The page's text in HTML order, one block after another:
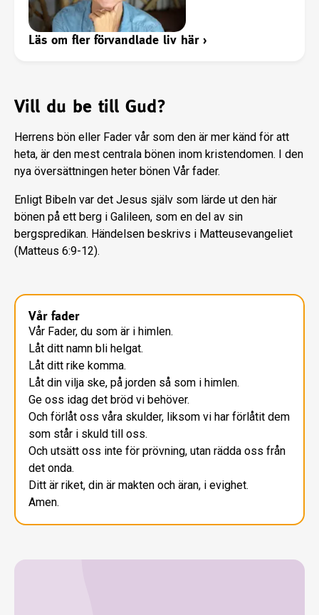
Läs om fler förvandlade liv här›
Vill du be till Gud?
Herrens bön eller Fader vår som den är mer känd för att
heta, är den mest centrala bönen inom kristendomen. I den
nya översättningen heter bönen Vår fader.
Enligt Bibeln var det Jesus själv som lärde ut den här
bönen på ett berg i Galileen, som en del av sin
bergspredikan. Händelsen beskrivs i Matteusevangeliet
(Matteus 6:9-12).
Vår fader
Vår Fader, du som är i himlen.
Låt ditt namn bli helgat.
Låt ditt rike komma.
Låt din vilja ske, på jorden så som i himlen.
Ge oss idag det bröd vi behöver.
Och förlåt oss våra skulder, liksom vi har förlåtit dem
som står i skuld till oss.
Och utsätt oss inte för prövning, utan rädda oss från
det onda.
Ditt är riket, din är makten och äran, i evighet.
Amen.